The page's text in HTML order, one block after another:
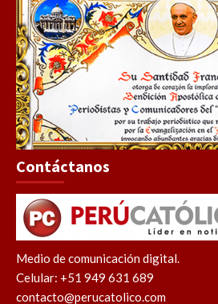
Contáctanos
Medio de comunicación digital.
Celular: +51 949 631 689
contacto@perucatolico.com